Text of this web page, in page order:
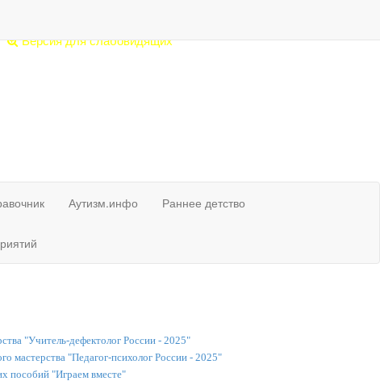
Версия для слабовидящих
Аутизм.инфо Раннее детство
"Учитель-дефектолог России - 2025"
мастерства "Педагог-психолог России - 2025"
пособий "Играем вместе"